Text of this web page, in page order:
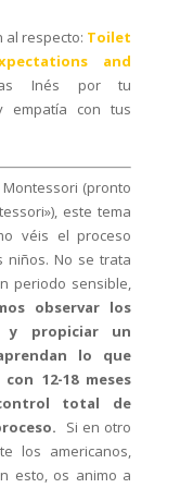
al respecto: Toilet
and
Inés por tu
empatía con tus
(pronto
este tema
véis el proceso
niños. No se trata
periodo sensible,
observar los
y propiciar un
lo que
12-18 meses
total de
Si en otro
los americanos,
esto, os animo a